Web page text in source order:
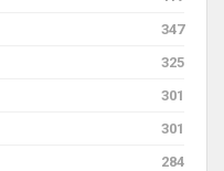
347
325
301
301
284